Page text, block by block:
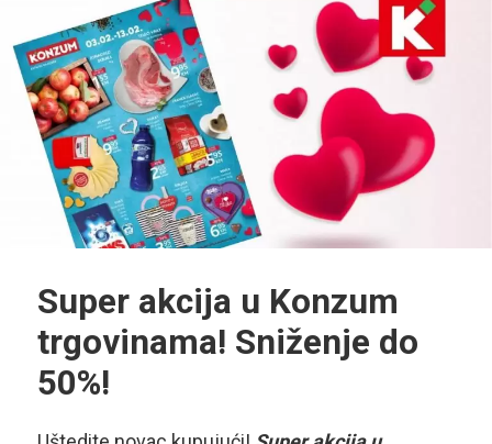
Super akcija u Konzum
trgovinama! Sniženje do
50%!